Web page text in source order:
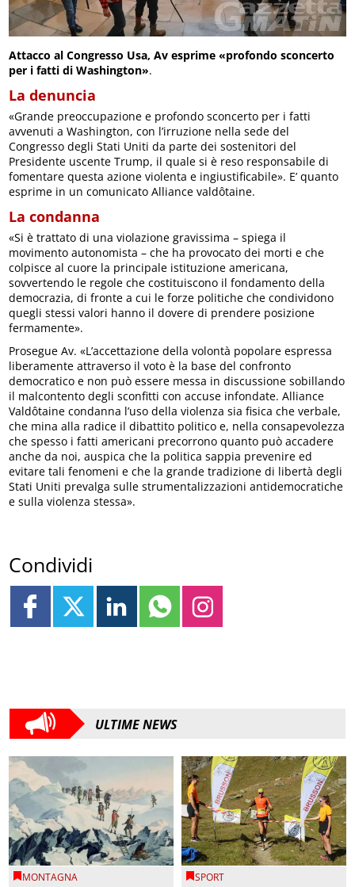
Attacco al Congresso Usa, Av esprime «profondo sconcerto
per i fatti di Washington».
La denuncia
«Grande preoccupazione e profondo sconcerto per i fatti
avvenuti a Washington, con l’irruzione nella sede del
Congresso degli Stati Uniti da parte dei sostenitori del
Presidente uscente Trump, il quale si è reso responsabile di
fomentare questa azione violenta e ingiustificabile». E’ quanto
esprime in un comunicato Alliance valdôtaine.
La condanna
«Si è trattato di una violazione gravissima – spiega il
movimento autonomista – che ha provocato dei morti e che
colpisce al cuore la principale istituzione americana,
sovvertendo le regole che costituiscono il fondamento della
democrazia, di fronte a cui le forze politiche che condividono
quegli stessi valori hanno il dovere di prendere posizione
fermamente».
Prosegue Av. «L’accettazione della volontà popolare espressa
liberamente attraverso il voto è la base del confronto
democratico e non può essere messa in discussione sobillando
il malcontento degli sconfitti con accuse infondate. Alliance
Valdôtaine condanna l’uso della violenza sia fisica che verbale,
che mina alla radice il dibattito politico e, nella consapevolezza
che spesso i fatti americani precorrono quanto può accadere
anche da noi, auspica che la politica sappia prevenire ed
evitare tali fenomeni e che la grande tradizione di libertà degli
Stati Uniti prevalga sulle strumentalizzazioni antidemocratiche
e sulla violenza stessa».
Condividi
ULTIME NEWS
MONTAGNA SPORT